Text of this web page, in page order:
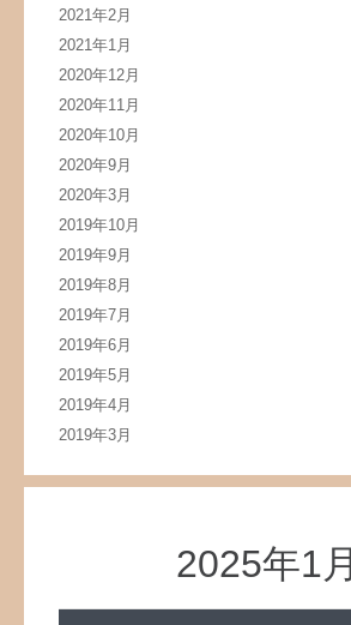
2021年2月
2021年1月
2020年12月
2020年11月
2020年10月
2020年9月
2020年3月
2019年10月
2019年9月
2019年8月
2019年7月
2019年6月
2019年5月
2019年4月
2019年3月
2025年1月